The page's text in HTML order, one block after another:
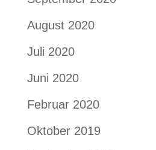
August 2020
Juli 2020
Juni 2020
Februar 2020
Oktober 2019